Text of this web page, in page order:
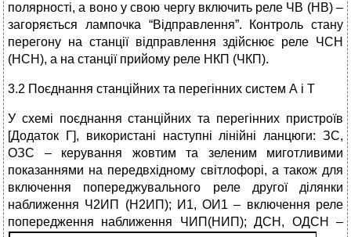
полярності, а воно у свою чергу включить реле ЧВ (НВ) –
загоряється лампочка “Відправлення”. Контроль стану
перегону на станції відправлення здійснює реле ЧСН
(НСН), а на станції прийому реле НКП (ЧКП).
3.2 Поєднання станційних та перегінних систем А і Т
У схемі поєднання станційних та перегінних пристроїв
[Додаток Г], використані наступні лінійні ланцюги: ЗС,
ОЗС – керування жовтим та зеленим миготливими
показаннями на передвхідному світлофорі, а також для
включення попереджувального реле другої ділянки
наближення Ч2ИП (Н2ИП); И1, ОИ1 – включення реле
попередження наближення ЧИП(НИП);ДСН, ОДСН –